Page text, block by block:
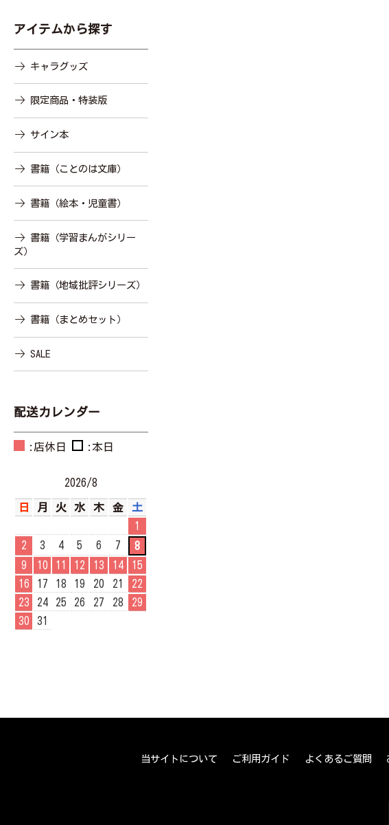
アイテムから探す
キャラグッズ
限定商品・特装版
サイン本
書籍（ことのは文庫）
書籍（絵本・児童書）
書籍（学習まんがシリー
ズ）
書籍（地域批評シリーズ）
書籍（まとめセット）
SALE
配送カレンダー
:店休日 :本日
2026/8
日 月 火 水 木 金 土
1
2
3 4 5 6 7
8
9
10 11 12 13 14 15
16 17 18 19 20 21 22
23 24 25 26 27 28 29
30 31
当サイトについて ご利用ガイド よくあるご質問